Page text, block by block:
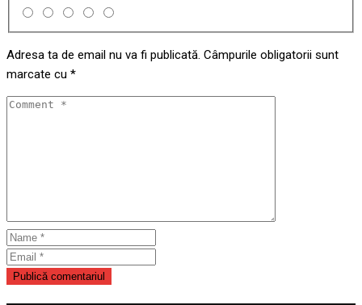
Adresa ta de email nu va fi publicată. Câmpurile obligatorii sunt
marcate cu *